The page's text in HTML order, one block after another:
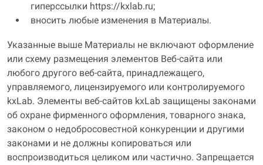
гиперссылки https://kxlab.ru;
вносить любые изменения в Материалы.
Указанные выше Материалы не включают оформление
или схему размещения элементов Веб-сайта или
любого другого веб-сайта, принадлежащего,
управляемого, лицензируемого или контролируемого
kxLab. Элементы веб-сайтов kxLab защищены законами
об охране фирменного оформления, товарного знака,
законом о недобросовестной конкуренции и другими
законами и не должны копироваться или
воспроизводиться целиком или частично. Запрещается